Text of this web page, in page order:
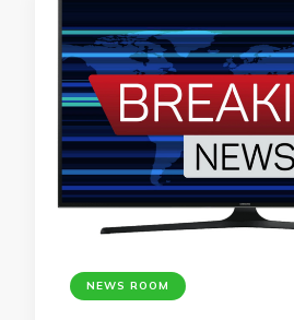
NEWS ROOM